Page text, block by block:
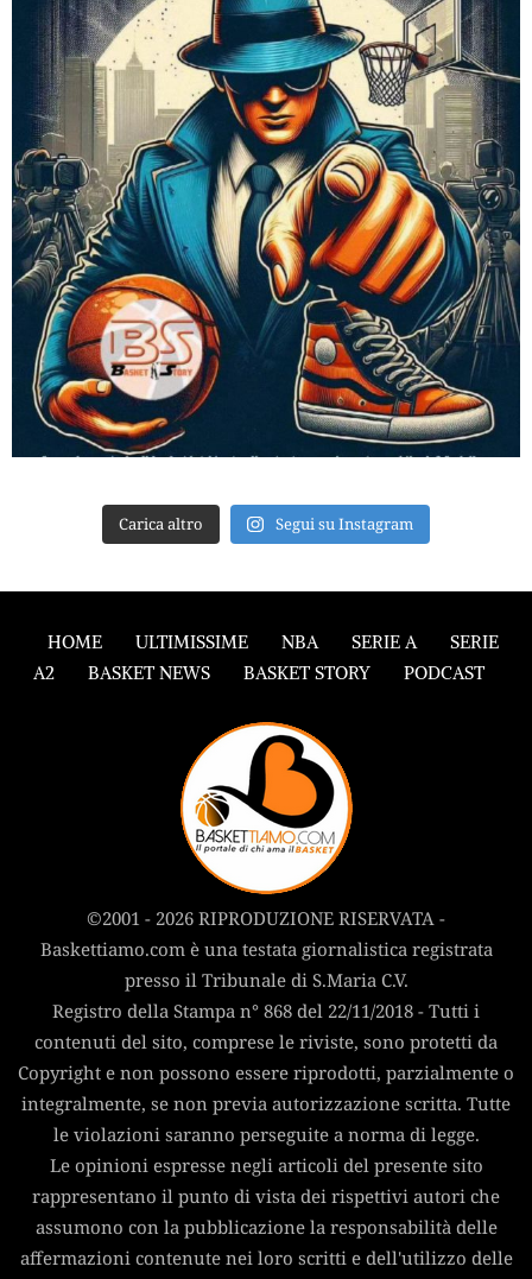
Carica altro Segui su Instagram
HOME ULTIMISSIME NBA SERIE A
SERIE
A2
BASKET NEWS BASKET STORY PODCAST
©2001 - 2026 RIPRODUZIONE RISERVATA -
Baskettiamo.com è una testata giornalistica registrata
presso il Tribunale di S.Maria C.V.
Registro della Stampa n° 868 del 22/11/2018 - Tutti i
contenuti del sito, comprese le riviste, sono protetti da
Copyright e non possono essere riprodotti, parzialmente o
integralmente, se non previa autorizzazione scritta. Tutte
le violazioni saranno perseguite a norma di legge.
Le opinioni espresse negli articoli del presente sito
rappresentano il punto di vista dei rispettivi autori che
assumono con la pubblicazione la responsabilità delle
affermazioni contenute nei loro scritti e dell'utilizzo delle